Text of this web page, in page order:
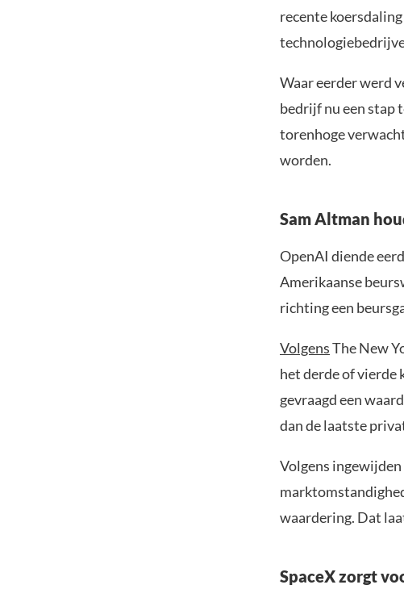
recente
Waar eerder werd
bedrijf nu een stap
torenhoge
worden.
Sam Altman
OpenAI diende
Amerikaanse
richting een
VolgensThe New
het derde of vierde
gevraagd een
dan de laatste
Volgens
waardering. Dat
SpaceX zorgt